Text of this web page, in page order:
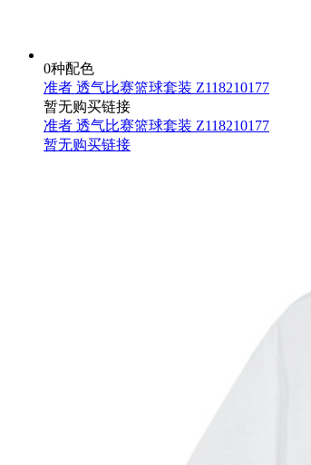
0种配色
准者 透气比赛篮球套装 Z118210177
暂无购买链接
准者 透气比赛篮球套装 Z118210177
暂无购买链接